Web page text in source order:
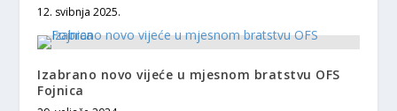
12. svibnja 2025.
Izabrano novo vijeće u mjesnom bratstvu OFS
Fojnica